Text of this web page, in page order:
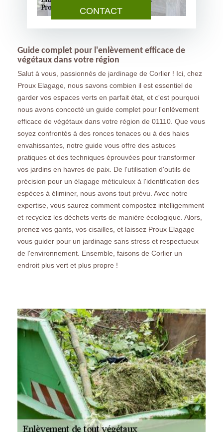
CONTACT
Guide complet pour l'enlèvement efficace de
végétaux dans votre région
Salut à vous, passionnés de jardinage de Corlier ! Ici, chez
Proux Elagage, nous savons combien il est essentiel de
garder vos espaces verts en parfait état, et c'est pourquoi
nous avons concocté un guide complet pour l'enlèvement
efficace de végétaux dans votre région de 01110. Que vous
soyez confrontés à des ronces tenaces ou à des haies
envahissantes, notre guide vous offre des astuces
pratiques et des techniques éprouvées pour transformer
vos jardins en havres de paix. De l'utilisation d'outils de
précision pour un élagage méticuleux à l'identification des
espèces à éliminer, nous avons tout prévu. Avec notre
expertise, vous saurez comment compostez intelligemment
et recyclez les déchets verts de manière écologique. Alors,
prenez vos gants, vos cisailles, et laissez Proux Elagage
vous guider pour un jardinage sans stress et respectueux
de l'environnement. Ensemble, faisons de Corlier un
endroit plus vert et plus propre !